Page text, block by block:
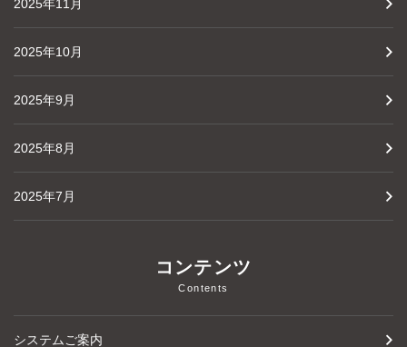
2025年11月
2025年10月
2025年9月
2025年8月
2025年7月
コンテンツ
Contents
システムご案内